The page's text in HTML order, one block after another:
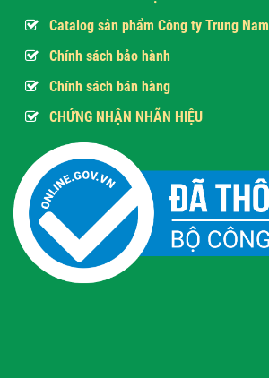
Catalog sản phẩm Công ty Trung Nam
Chính sách bảo hành
Chính sách bán hàng
CHỨNG NHẬN NHÃN HIỆU